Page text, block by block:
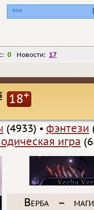
>>>
0 Новости: 17
18+
(4933) ▪ фэнтези
игра
Верба –